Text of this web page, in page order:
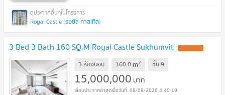
Royal Castle (รอยัล คาสเทิล)
3 Bed 3 Bath 160 SQ.M Royal Castle Sukhumvit
3 ห้องนอน 160.0 m2 ชั้น9
15,000,000 บาท
08/08/2026 4:40:19